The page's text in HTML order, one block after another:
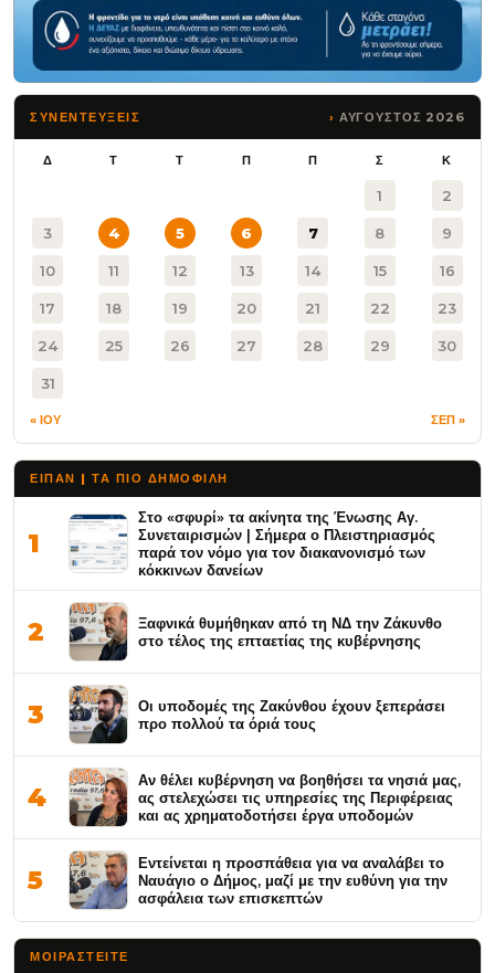
ΣΥΝΕΝΤΕΥΞΕΙΣ ΑΥΓΟΥΣΤΟΣ 2026
Δ Τ Τ Π Π Σ Κ
1 2
3 4 5 6 7 8 9
10 11 12 13 14 15 16
17 18 19 20 21 22 23
24 25 26 27 28 29 30
31
« ΙΟΥ ΣΕΠ »
ΕΙΠΑΝ | ΤΑ ΠΙΟ ΔΗΜΟΦΙΛΉ
1
Στο «σφυρί» τα ακίνητα της Ένωσης Αγ.
Συνεταιρισμών | Σήμερα ο Πλειστηριασμός
παρά τον νόμο για τον διακανονισμό των
κόκκινων δανείων
2
Ξαφνικά θυμήθηκαν από τη ΝΔ την Ζάκυνθο
στο τέλος της επταετίας της κυβέρνησης
3
Οι υποδομές της Ζακύνθου έχουν ξεπεράσει
προ πολλού τα όριά τους
4
Αν θέλει κυβέρνηση να βοηθήσει τα νησιά μας,
ας στελεχώσει τις υπηρεσίες της Περιφέρειας
και ας χρηματοδοτήσει έργα υποδομών
5
Εντείνεται η προσπάθεια για να αναλάβει το
Ναυάγιο ο Δήμος, μαζί με την ευθύνη για την
ασφάλεια των επισκεπτών
ΜΟΙΡΑΣΤΕΊΤΕ